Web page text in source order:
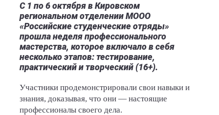
С 1 по 6 октября в Кировском
региональном отделении МООО
«Российские студенческие отряды»
прошла неделя профессионального
мастерства, которое включало в себя
несколько этапов: тестирование,
практический и творческий (16+).
Участники продемонстрировали свои навыки и
знания, доказывая, что они — настоящие
профессионалы своего дела.